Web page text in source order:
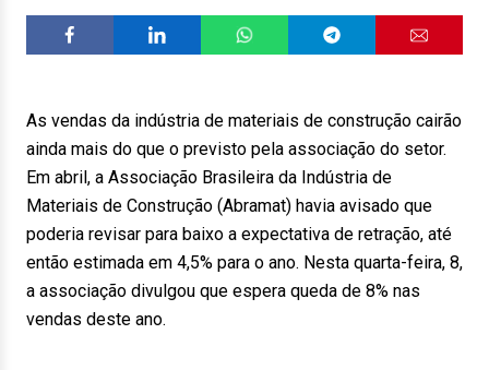
As vendas da indústria de materiais de construção cairão
ainda mais do que o previsto pela associação do setor.
Em abril, a Associação Brasileira da Indústria de
Materiais de Construção (Abramat) havia avisado que
poderia revisar para baixo a expectativa de retração, até
então estimada em 4,5% para o ano. Nesta quarta-feira, 8,
a associação divulgou que espera queda de 8% nas
vendas deste ano.